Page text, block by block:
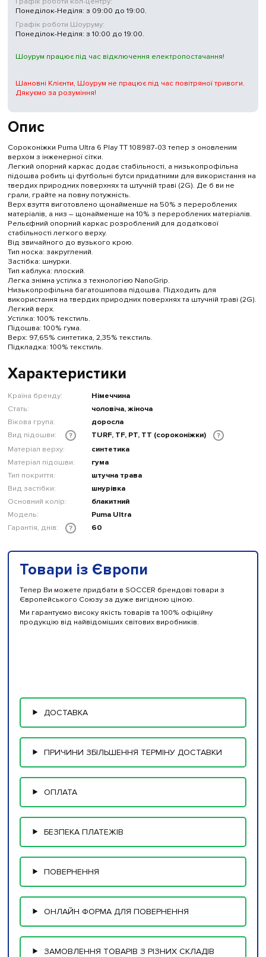
Опис
Сороконіжки Puma Ultra 6 Play TT 108987-03 тепер з оновленим
верхом з інженерної сітки.
Легкий опорний каркас додає стабільності, а низькопрофільна
підошва робить ці футбольні бутси придатними для використання на
твердих природних поверхнях та штучній траві (2G). Де б ви не
грали, грайте на повну потужність.
Верх взуття виготовлено щонайменше на 50% з перероблених
матеріалів, а низ – щонайменше на 10% з перероблених матеріалів.
Рельєфний опорний каркас розроблений для додаткової
стабільності легкого верху.
Від звичайного до вузького крою.
Тип носка: закруглений.
Застібка: шнурки.
Тип каблука: плоский.
Легка знімна устілка з технологією NanoGrip.
Низькопрофільна багатошипова підошва. Підходить для
використання на твердих природних поверхнях та штучній траві (2G).
Легкий верх.
Устілка: 100% текстиль.
Підошва: 100% гума.
Верх: 97,65% синтетика, 2,35% текстиль.
Підкладка: 100% текстиль.
Характеристики
Країна бренду:
Німеччина
Стать:
чоловіча, жіноча
Вікова група:
доросла
Вид підошви:
? TURF, TF, PT, TT (сороконіжки)
?
Матеріал верху:
синтетика
Матеріал підошви:
гума
Тип покриття:
штучна трава
Вид застібки:
шнурівка
Основний колір:
блакитний
Модель:
Puma Ultra
Гарантія, днів:
? 60
Товари із Європи
Тепер Ви можете придбати в SOCCER брендові товари з
Європейського Союзу за дуже вигідною ціною.
Ми гарантуємо високу якість товарів та 100% офіційну
продукцію від найвідоміших світових виробників.
ДОСТАВКА
ПРИЧИНИ ЗБІЛЬШЕННЯ ТЕРМІНУ ДОСТАВКИ
ОПЛАТА
БЕЗПЕКА ПЛАТЕЖІВ
ПОВЕРНЕННЯ
ОНЛАЙН ФОРМА ДЛЯ ПОВЕРНЕННЯ
ЗАМОВЛЕННЯ ТОВАРІВ З РІЗНИХ СКЛАДІВ
Понеділок-Неділя: з 09:00 до 19:00.
Графік роботи Шоуруму:
Понеділок-Неділя: з 10:00 до 19:00.
Шоурум працює під час відключення електропостачання!
Шановні Клієнти, Шоурум не працює під час повітряної тривоги.
Дякуємо за розуміння!